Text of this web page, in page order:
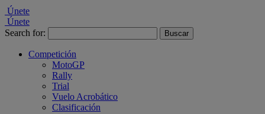
Únete
Únete
Search for:
Competición
MotoGP
Rally
Trial
Vuelo Acrobático
Clasificación